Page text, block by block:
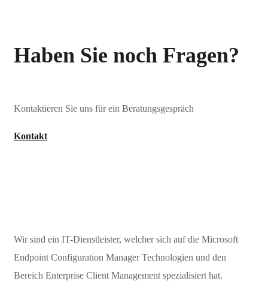
Haben Sie noch Fragen?
Kontaktieren Sie uns für ein Beratungsgespräch
Kontakt
Wir sind ein IT-Dienstleister, welcher sich auf die Microsoft
Endpoint Configuration Manager Technologien und den
Bereich Enterprise Client Management spezialisiert hat.